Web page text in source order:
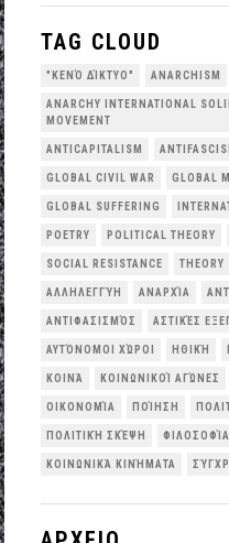
TAG CLOUD
"ΚΕΝΌ ΔΊΚΤΥΟ" ANARCHISM
ANARCHY INTERNATIONAL
MOVEMENT
ANTICAPITALISM
GLOBAL CIVIL WAR GLOBAL
GLOBAL SUFFERING
POETRY POLITICAL THEORY
SOCIAL RESISTANCE THEORY
ΑΛΛΗΛΕΓΓΎΗ ΑΝΑΡΧΊΑ
ΑΝΤΙΦΑΣΙΣΜΌΣ ΑΣΤΙΚΈΣ
ΑΥΤΌΝΟΜΟΙ ΧΏΡΟΙ ΗΘΙΚΉ
ΚΟΙΝΆ ΚΟΙΝΩΝΙΚΟΊ ΑΓΏΝΕΣ
ΟΙΚΟΝΟΜΊΑ ΠΟΊΗΣΗ
ΠΟΛΙΤΙΚΉ ΣΚΈΨΗ ΦΙΛΟΣΟΦΊΑ
ΚΟΙΝΩΝΙΚΆ ΚΙΝΉΜΑΤΑ